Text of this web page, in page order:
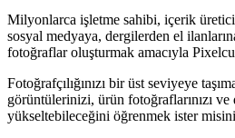
Milyonlarca işletme sahibi, içerik
sosyal medyaya, dergilerden el
fotoğraflar oluşturmak amacıyla
Fotoğrafçılığınızı bir üst seviyeye
görüntülerinizi, ürün fotoğraflarınızı ve
yükseltebileceğini öğrenmek ister